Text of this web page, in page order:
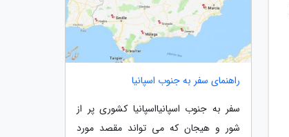
راهنمای سفر به جنوب اسپانیا
سفر به جنوب اسپانیااسپانیا کشوری پر از
شور و هیجان که می تواند مقصد مورد